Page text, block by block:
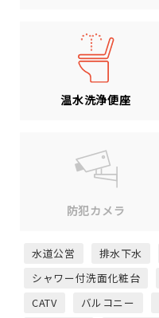
温水洗浄便座
防犯カメラ
水道公営 排水下水
シャワー付洗面化粧台
CATV
バルコニー